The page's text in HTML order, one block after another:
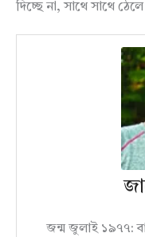
দিচ্ছে না, সাথে সাথে
জন্ম জুলাই ১৯৭৭: